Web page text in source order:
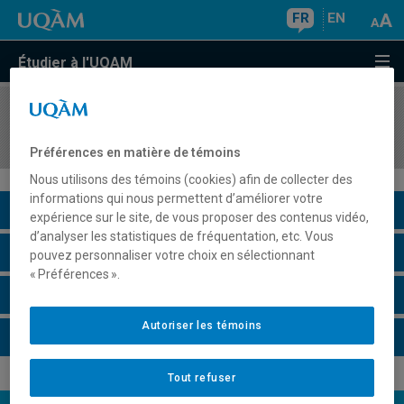
FR EN
Étudier à l'UQAM
COURS//
Description du cours
Horaire - Été 2026
Préférences en matière de témoins
Nous utilisons des témoins (cookies) afin de collecter des
informations qui nous permettent d’améliorer votre
expérience sur le site, de vous proposer des contenus vidéo,
d’analyser les statistiques de fréquentation, etc. Vous
pouvez personnaliser votre choix en sélectionnant
« Préférences ».
Tout refuser
Autoriser les témoins